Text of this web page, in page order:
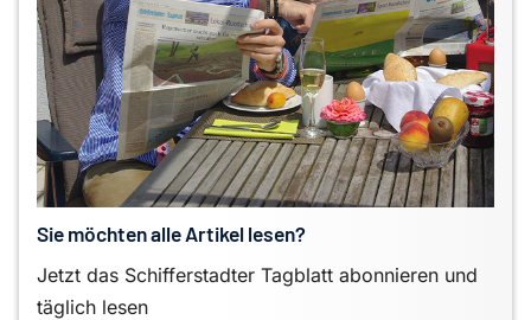
Sie möchten alle Artikel lesen?
Jetzt das Schifferstadter Tagblatt abonnieren und
täglich lesen